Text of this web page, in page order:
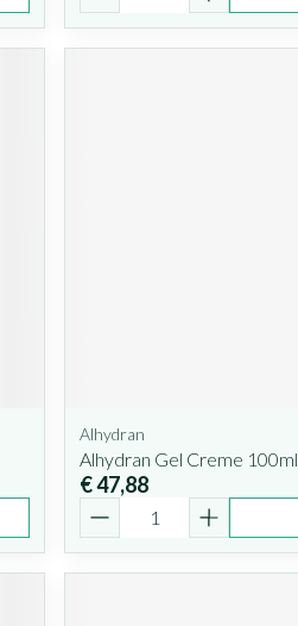
Alhydran
Alhydran Gel Creme 100ml
€ 47,88